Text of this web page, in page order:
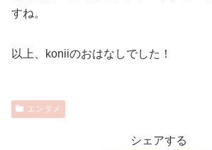
すね。
以上、koniiのおはなしでした！
エンタメ
シェアする